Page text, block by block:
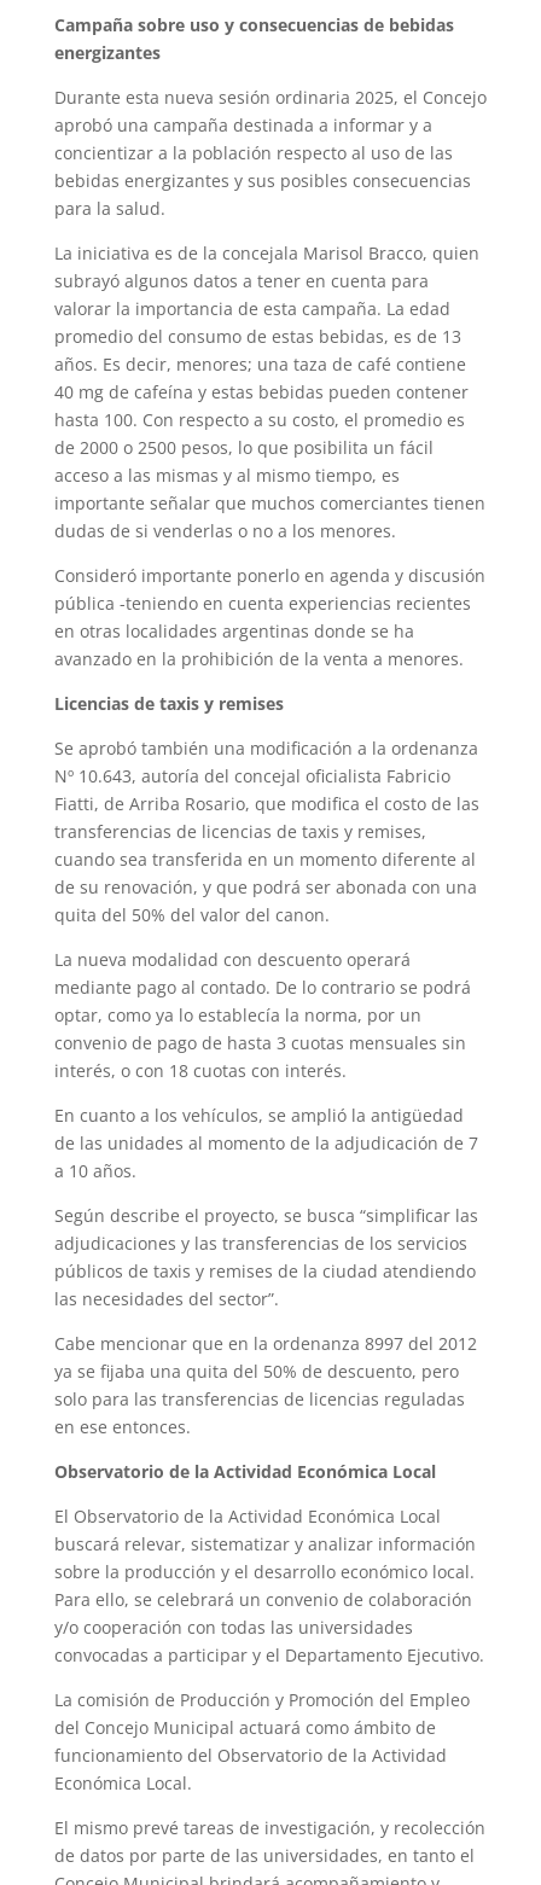
Campaña sobre uso y consecuencias de bebidas
energizantes
Durante esta nueva sesión ordinaria 2025, el Concejo
aprobó una campaña destinada a informar y a
concientizar a la población respecto al uso de las
bebidas energizantes y sus posibles consecuencias
para la salud.
La iniciativa es de la concejala Marisol Bracco, quien
subrayó algunos datos a tener en cuenta para
valorar la importancia de esta campaña. La edad
promedio del consumo de estas bebidas, es de 13
años. Es decir, menores; una taza de café contiene
40 mg de cafeína y estas bebidas pueden contener
hasta 100. Con respecto a su costo, el promedio es
de 2000 o 2500 pesos, lo que posibilita un fácil
acceso a las mismas y al mismo tiempo, es
importante señalar que muchos comerciantes tienen
dudas de si venderlas o no a los menores.
Consideró importante ponerlo en agenda y discusión
pública -teniendo en cuenta experiencias recientes
en otras localidades argentinas donde se ha
avanzado en la prohibición de la venta a menores.
Licencias de taxis y remises
Se aprobó también una modificación a la ordenanza
Nº 10.643, autoría del concejal oficialista Fabricio
Fiatti, de Arriba Rosario, que modifica el costo de las
transferencias de licencias de taxis y remises,
cuando sea transferida en un momento diferente al
de su renovación, y que podrá ser abonada con una
quita del 50% del valor del canon.
La nueva modalidad con descuento operará
mediante pago al contado. De lo contrario se podrá
optar, como ya lo establecía la norma, por un
convenio de pago de hasta 3 cuotas mensuales sin
interés, o con 18 cuotas con interés.
En cuanto a los vehículos, se amplió la antigüedad
de las unidades al momento de la adjudicación de 7
a 10 años.
Según describe el proyecto, se busca “simplificar las
adjudicaciones y las transferencias de los servicios
públicos de taxis y remises de la ciudad atendiendo
las necesidades del sector”.
Cabe mencionar que en la ordenanza 8997 del 2012
ya se fijaba una quita del 50% de descuento, pero
solo para las transferencias de licencias reguladas
en ese entonces.
Observatorio de la Actividad Económica Local
El Observatorio de la Actividad Económica Local
buscará relevar, sistematizar y analizar información
sobre la producción y el desarrollo económico local.
Para ello, se celebrará un convenio de colaboración
y/o cooperación con todas las universidades
convocadas a participar y el Departamento Ejecutivo.
La comisión de Producción y Promoción del Empleo
del Concejo Municipal actuará como ámbito de
funcionamiento del Observatorio de la Actividad
Económica Local.
El mismo prevé tareas de investigación, y recolección
de datos por parte de las universidades, en tanto el